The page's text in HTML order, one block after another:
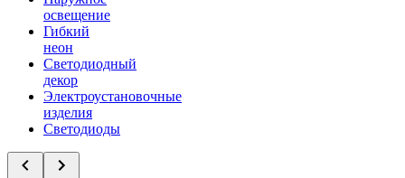
освещение
Гибкий
неон
Светодиодный
декор
Электроустановочные
изделия
Светодиоды